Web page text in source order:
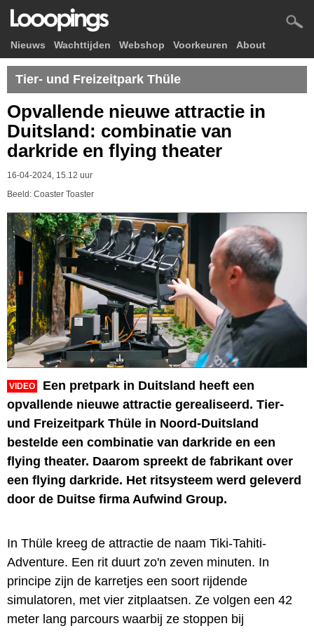
Nieuws Wachttijden Webshop Voorkeuren About
Tier- und Freizeitpark Thüle
Opvallende nieuwe attractie in
Duitsland: combinatie van
darkride en flying theater
16-04-2024, 15.12 uur
Beeld: Coaster Toaster
VIDEO
Een pretpark in Duitsland heeft een
opvallende nieuwe attractie gerealiseerd. Tier-
und Freizeitpark Thüle in Noord-Duitsland
bestelde een combinatie van darkride en een
flying theater. Daarom spreekt de fabrikant over
een flying darkride. Het ritsysteem werd geleverd
door de Duitse firma Aufwind Group.
In Thüle kreeg de attractie de naam Tiki-Tahiti-
Adventure. Een rit duurt zo'n zeven minuten. In
principe zijn de karretjes een soort rijdende
simulatoren, met vier zitplaatsen. Ze volgen een 42
meter lang parcours waarbij ze stoppen bij